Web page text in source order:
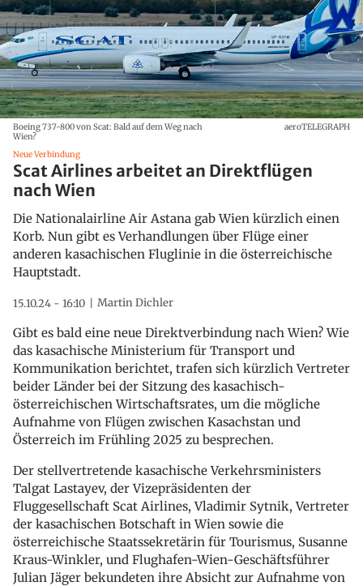
Boeing 737-800 von Scat: Bald auf dem Weg nach
Wien?
aeroTELEGRAPH
Neue Verbindung
Scat Airlines arbeitet an Direktflügen
nach Wien
Die Nationalairline Air Astana gab Wien kürzlich einen
Korb. Nun gibt es Verhandlungen über Flüge einer
anderen kasachischen Fluglinie in die österreichische
Hauptstadt.
15.10.24 - 16:10 Martin Dichler
Gibt es bald eine neue Direktverbindung nach Wien? Wie
das kasachische Ministerium für Transport und
Kommunikation berichtet, trafen sich kürzlich Vertreter
beider Länder bei der Sitzung des kasachisch-
österreichischen Wirtschaftsrates, um die mögliche
Aufnahme von Flügen zwischen Kasachstan und
Österreich im Frühling 2025 zu besprechen.
Der stellvertretende kasachische Verkehrsministers
Talgat Lastayev, der Vizepräsidenten der
Fluggesellschaft Scat Airlines, Vladimir Sytnik, Vertreter
der kasachischen Botschaft in Wien sowie die
österreichische Staatssekretärin für Tourismus, Susanne
Kraus-Winkler, und Flughafen-Wien-Geschäftsführer
Julian Jäger bekundeten ihre Absicht zur Aufnahme von